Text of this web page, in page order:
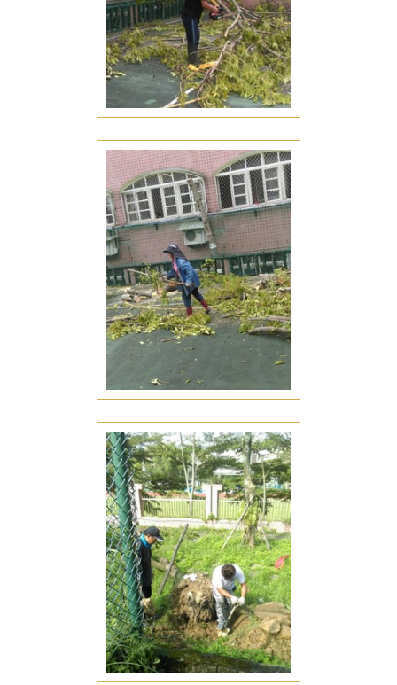
台南安平區盆栽養護
庭園造景
台南安平區庭園造景
景觀工程
台南安平區景觀工程推薦